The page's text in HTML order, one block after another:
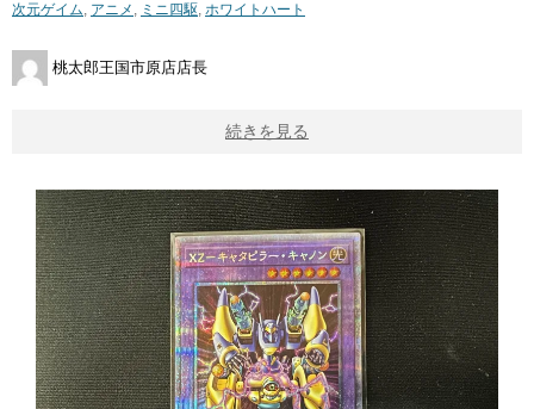
次元ゲイム アニメ ミニ四駆 ホワイトハート
桃太郎王国市原店店長
続きを見る